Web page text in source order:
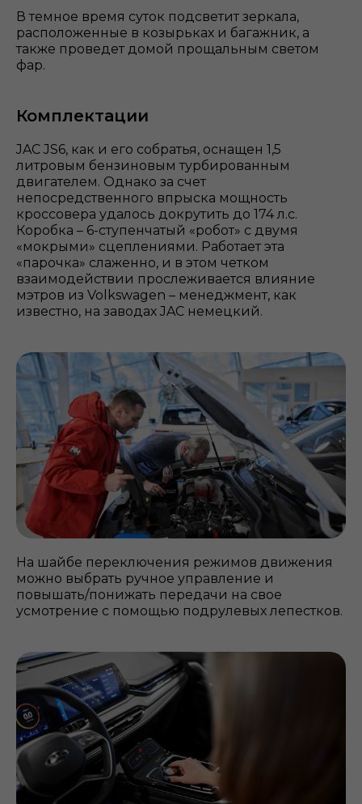
В темное время суток подсветит зеркала,
расположенные в козырьках и багажник, а
также проведет домой прощальным светом
фар.
Комплектации
JAC JS6, как и его собратья, оснащен 1,5
литровым бензиновым турбированным
двигателем. Однако за счет
непосредственного впрыска мощность
кроссовера удалось докрутить до 174 л.с.
Коробка – 6-ступенчатый «робот» с двумя
«мокрыми» сцеплениями. Работает эта
«парочка» слаженно, и в этом четком
взаимодействии прослеживается влияние
мэтров из Volkswagen – менеджмент, как
известно, на заводах JAC немецкий.
На шайбе переключения режимов движения
можно выбрать ручное управление и
повышать/понижать передачи на свое
усмотрение с помощью подрулевых лепестков.